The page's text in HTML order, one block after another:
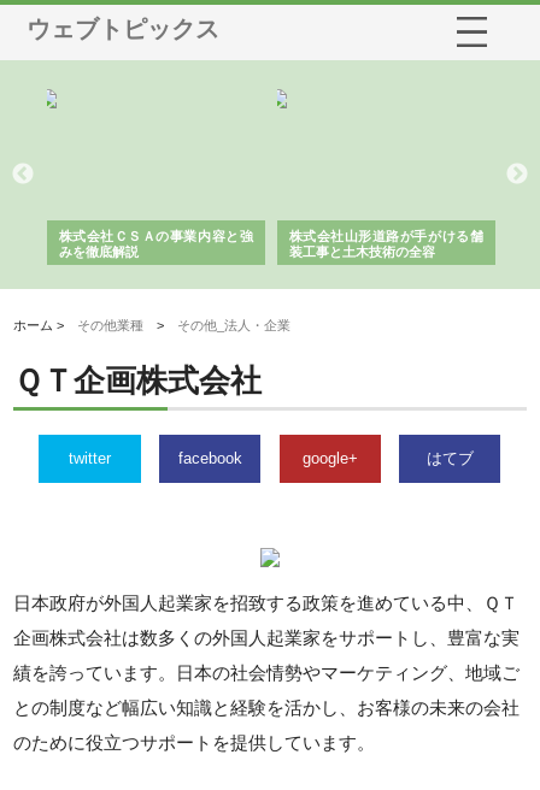
ウェブトピックス
株式会社ＣＳＡの事業内容と強
みを徹底解説
株式会社山形道路が手がける舗
装工事と土木技術の全容
ホーム > その他業種 > その他_法人・企業
ＱＴ企画株式会社
twitter facebook google+ はてブ
日本政府が外国人起業家を招致する政策を進めている中、ＱＴ
企画株式会社は数多くの外国人起業家をサポートし、豊富な実
績を誇っています。日本の社会情勢やマーケティング、地域ご
との制度など幅広い知識と経験を活かし、お客様の未来の会社
のために役立つサポートを提供しています。